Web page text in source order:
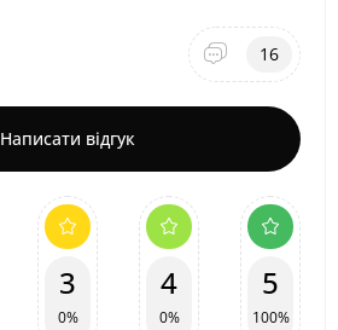
16
Написати відгук
3
0%
4
0%
5
100%